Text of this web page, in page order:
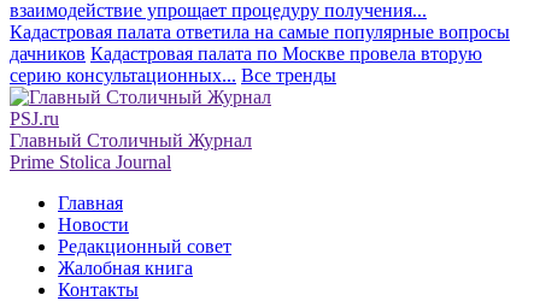
взаимодействие упрощает процедуру получения...
Кадастровая палата ответила на самые популярные вопросы
дачников Кадастровая палата по Москве провела вторую
серию консультационных... Все тренды
PSJ.ru
Главный Столичный Журнал
Prime Stolica Journal
Главная
Новости
Редакционный совет
Жалобная книга
Контакты